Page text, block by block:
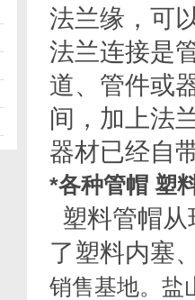
法兰缘，可
法兰连接是
道、管件或
间，加上法
器材已经自
*各种管帽 塑
塑料管帽
了塑料内塞
销售基地。盐